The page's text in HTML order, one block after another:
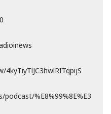
%E8%99%8E%E3